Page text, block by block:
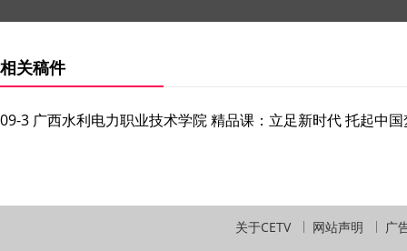
相关稿件
09-3 广西水利电力职业技术学院 精品课：立足新时代 托起中
关于CETV 网站声明 广